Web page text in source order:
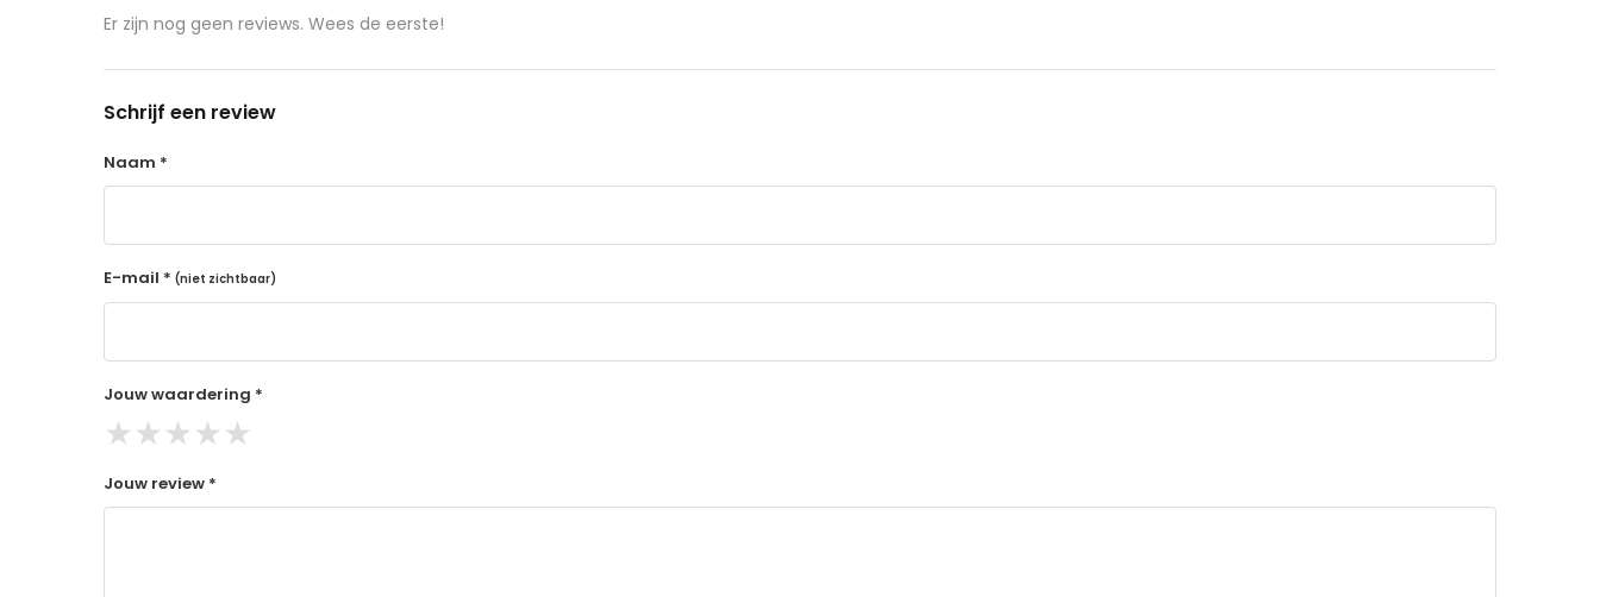
aangeschafte product terug naar de koper.
14 dagen retourtermijn
Binnen 14 dagen een terugbetaling na ontvangst van retour
De terugbetaling wordt gedaan via de betaalmethode waarmee de bestelling is gedaan
Er zijn nog geen reviews. Wees de eerste!
Schrijf een review
Naam *
E-mail * (niet zichtbaar)
Jouw waardering *
★★★★★
Jouw review *